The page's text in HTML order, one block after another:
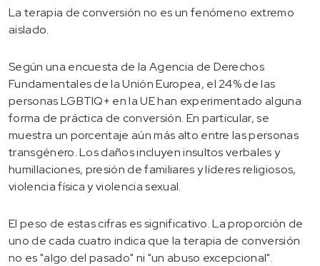
La terapia de conversión no es un fenómeno extremo
aislado.
Según una encuesta de la Agencia de Derechos
Fundamentales de la Unión Europea, el 24% de las
personas LGBTIQ+ en la UE han experimentado alguna
forma de práctica de conversión. En particular, se
muestra un porcentaje aún más alto entre las personas
transgénero. Los daños incluyen insultos verbales y
humillaciones, presión de familiares y líderes religiosos,
violencia física y violencia sexual.
El peso de estas cifras es significativo. La proporción de
uno de cada cuatro indica que la terapia de conversión
no es "algo del pasado" ni "un abuso excepcional".